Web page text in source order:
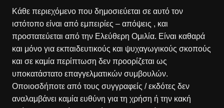
Κάθε περιεχόμενο που δημοσιεύεται σε αυτό τον
ιστότοπο είναι από εμπειρίες – απόψεις , και
προστατεύεται από την Ελεύθερη Ομιλία. Είναι καθαρά
και μόνο για εκπαιδευτικούς και ψυχαγωγικούς σκοπούς
και σε καμία περίπτωση δεν προορίζεται ως
υποκατάστατο επαγγελματικών συμβουλών.
Οποιοσδήποτε από τους συγγραφείς / εκδότες δεν
αναλαμβάνει καμία ευθύνη για τη χρήση ή την κακή